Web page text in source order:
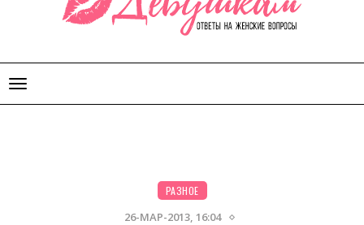
Открыть
меню
РАЗНОЕ
26-МАР-2013, 16:04